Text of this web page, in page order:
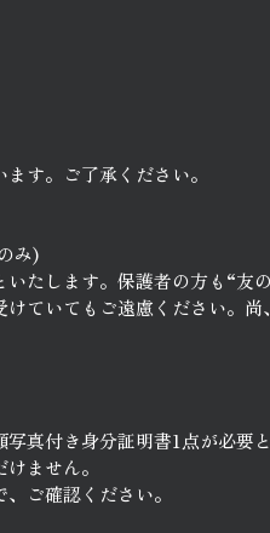
す。ご了承ください。
み)
たします。保護者の方も“友
ていてもご遠慮ください。尚
真付き身分証明書1点が必要と
ません。
ご確認ください。